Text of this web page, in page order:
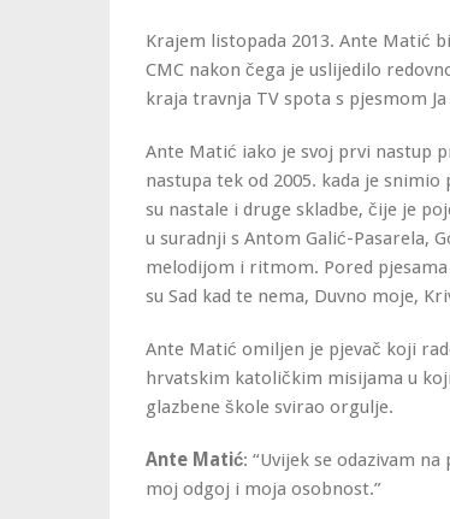
Krajem listopada 2013. Ante Matić
CMC nakon čega je uslijedilo
kraja travnja TV spota s pjesmom
Ante Matić iako je svoj prvi nastup
nastupa tek od 2005. kada je
su nastale i druge skladbe, čije je
u suradnji s Antom Galić-Pasarela,
melodijom i ritmom. Pored
su Sad kad te nema, Duvno moje,
Ante Matić omiljen je pjevač koji
hrvatskim katoličkim misijama u
glazbene škole svirao orgulje.
Ante Matić: “Uvijek se odazivam
moj odgoj i moja osobnost.”